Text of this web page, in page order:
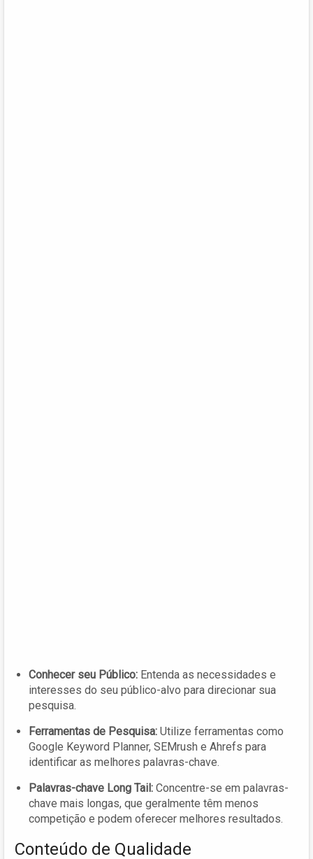
Conhecer seu Público: Entenda as necessidades e
interesses do seu público-alvo para direcionar sua
pesquisa.
Ferramentas de Pesquisa: Utilize ferramentas como
Google Keyword Planner, SEMrush e Ahrefs para
identificar as melhores palavras-chave.
Palavras-chave Long Tail: Concentre-se em palavras-
chave mais longas, que geralmente têm menos
competição e podem oferecer melhores resultados.
Conteúdo de Qualidade